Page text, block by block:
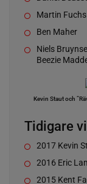
Martin Fuchs
Ben Maher
Niels
Beezie
Kevin Staut och
Tidigare
2017 Kevin
2016 Eric
2015 Kent